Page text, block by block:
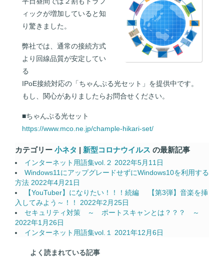
ィックが増加していると知
り驚きました。
弊社では、通常の接続方式
より回線品質が安定してい
る
IPoE接続対応の「ちゃんぷる光セット」を提供中です。
もし、関心がありましたらお問合せください。
■ちゃんぷる光セット
https://www.mco.ne.jp/chample-hikari-set/
カテゴリー 小ネタ | 新型コロナウイルス の最新記事
インターネット用語集vol.２ 2022年5月11日
Windows11にアップグレードせずにWindows10を利用する
方法 2022年4月21日
【YouTuber】になりたい！！！続編 【第3弾】音楽を挿
入してみよう～！！ 2022年2月25日
セキュリティ対策 ～ ポートスキャンとは？？？ ～
2022年1月26日
インターネット用語集vol.１ 2021年12月6日
よく読まれている記事